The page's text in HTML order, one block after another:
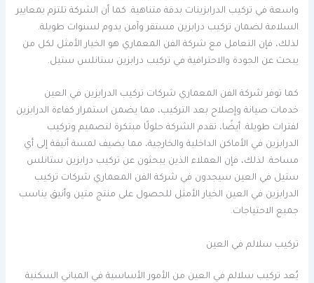
واسعة في تركيب الدرابزينات بدقة متناهية. كما أن الشركة تلتزم بمعايير
السلامة لضمان تركيب درابزين مستقر وآمن يدوم لسنوات طويلة.
لذلك، فإن التعامل مع شركة الفن المعماري هو الخيار الأمثل لكل من
يبحث عن الجودة والاحترافية في تركيب درابزين ستانلس ستيل.
كما توفر شركة الفن المعماري شركات تركيب الدرابزين في العين
خدمات صيانة وإصلاح بعد التركيب، مما يضمن استمرار كفاءة الدرابزين
لفترات طويلة. أيضًا، تقدم الشركة حلولًا مبتكرة لتصميم وتركيب
الدرابزين في الأماكن الداخلية والخارجية، مما يضيف لمسة أنيقة إلى أي
مساحة. لذلك، فإن العملاء الذين يبحثون عن تركيب درابزين ستانلس
ستيل في العين سيجدون في شركة الفن المعماري شركات تركيب
الدرابزين في العين الخيار الأمثل للحصول على منتج متين وأنيق يناسب
جميع الاحتياجات.
تركيب سلالم في العين
يُعد تركيب سلالم في العين من الأمور الأساسية في المباني السكنية